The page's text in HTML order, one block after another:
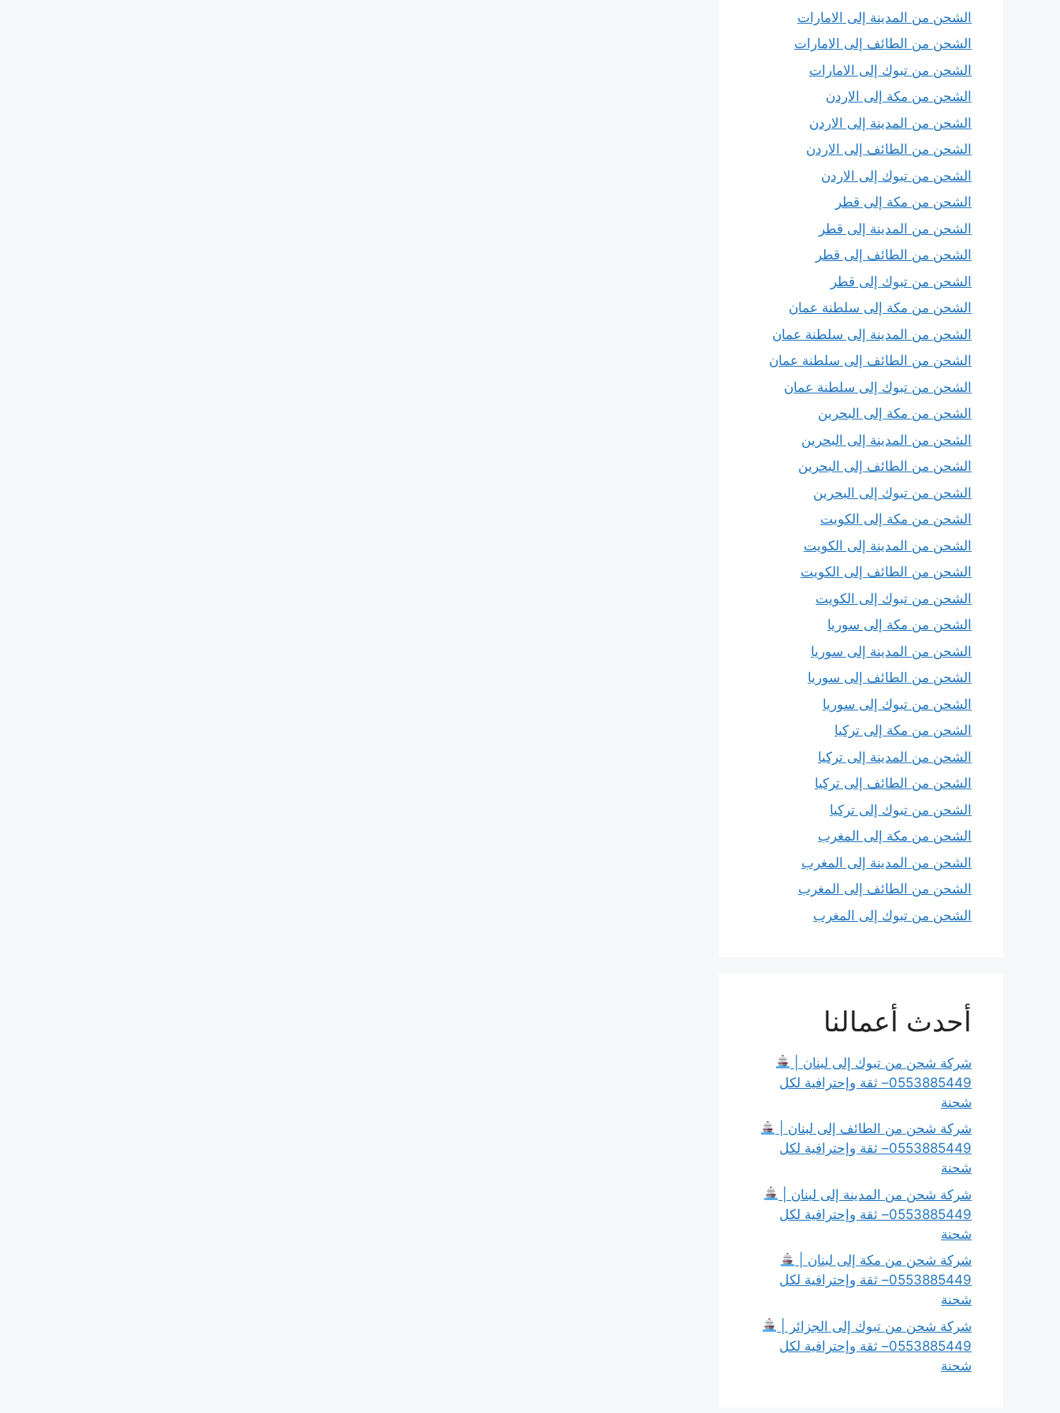
الشحن من المدينة إلى الامارات
الشحن من الطائف إلى الامارات
الشحن من تبوك إلى الامارات
الشحن من مكة إلى الاردن
الشحن من المدينة إلى الاردن
الشحن من الطائف إلى الاردن
الشحن من تبوك إلى الاردن
الشحن من مكة إلى قطر
الشحن من المدينة إلى قطر
الشحن من الطائف إلى قطر
الشحن من تبوك إلى قطر
الشحن من مكة إلى سلطنة عمان
الشحن من المدينة إلى سلطنة عمان
الشحن من الطائف إلى سلطنة عمان
الشحن من تبوك إلى سلطنة عمان
الشحن من مكة إلى البحرين
الشحن من المدينة إلى البحرين
الشحن من الطائف إلى البحرين
الشحن من تبوك إلى البحرين
الشحن من مكة إلى الكويت
الشحن من المدينة إلى الكويت
الشحن من الطائف إلى الكويت
الشحن من تبوك إلى الكويت
الشحن من مكة إلى سوريا
الشحن من المدينة إلى سوريا
الشحن من الطائف إلى سوريا
الشحن من تبوك إلى سوريا
الشحن من مكة إلى تركيا
الشحن من المدينة إلى تركيا
الشحن من الطائف إلى تركيا
الشحن من تبوك إلى تركيا
الشحن من مكة إلى المغرب
الشحن من المدينة إلى المغرب
الشحن من الطائف إلى المغرب
الشحن من تبوك إلى المغرب
أحدث أعمالنا
شركة شحن من تبوك إلى لبنان |
0553885449– ثقة وإحترافية لكل
شحنة
شركة شحن من الطائف إلى لبنان |
0553885449– ثقة وإحترافية لكل
شحنة
شركة شحن من المدينة إلى لبنان |
0553885449– ثقة وإحترافية لكل
شحنة
شركة شحن من مكة إلى لبنان |
0553885449– ثقة وإحترافية لكل
شحنة
شركة شحن من تبوك إلى الجزائر |
0553885449– ثقة وإحترافية لكل
شحنة